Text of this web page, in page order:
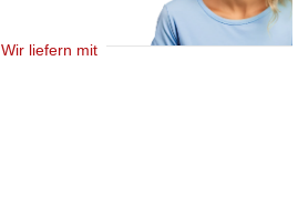
Wir liefern mit